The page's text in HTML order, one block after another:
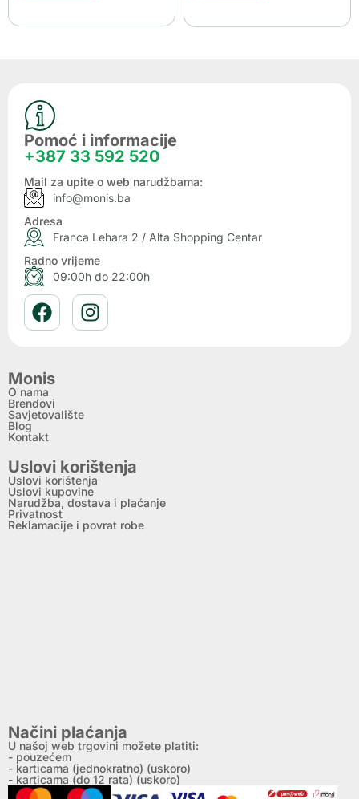
Pomoć i informacije
+387 33 592 520
Mail za upite o web narudžbama:
info@monis.ba
Adresa
Franca Lehara 2 / Alta Shopping Centar
Radno vrijeme
09:00h do 22:00h
Monis
O nama
Brendovi
Savjetovalište
Blog
Kontakt
Uslovi korištenja
Uslovi korištenja
Uslovi kupovine
Narudžba, dostava i plaćanje
Privatnost
Reklamacije i povrat robe
Načini plaćanja
U našoj web trgovini možete platiti:
- pouzećem
- karticama (jednokratno) (uskoro)
- karticama (do 12 rata) (uskoro)